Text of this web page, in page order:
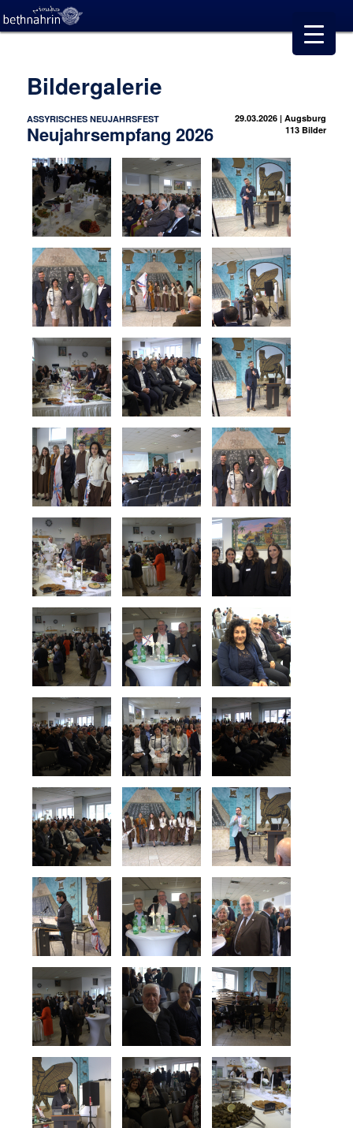
Bildergalerie
ASSYRISCHES NEUJAHRSFEST 29.03.2026 | Augsburg
Neujahrsempfang 2026 113 Bilder